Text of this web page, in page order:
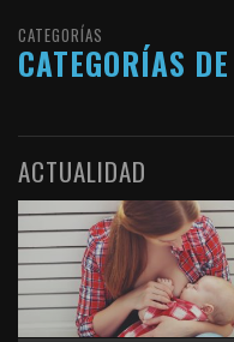
CATEGORÍAS
CATEGORÍAS
ACTUALIDAD